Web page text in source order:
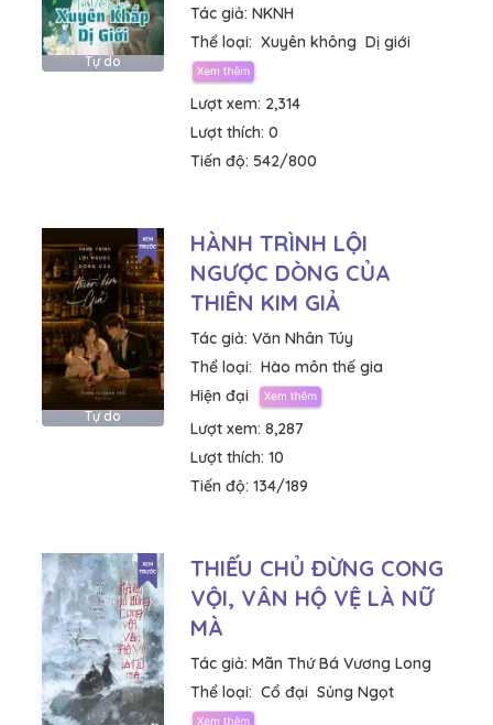
Tự do
Tác giả: NKNH
Thể loại: Xuyên không Dị giới
Lượt xem: 2,314
Lượt thích: 0
Tiến độ: 542/800
Tự do
HÀNH TRÌNH LỘI
NGƯỢC DÒNG CỦA
THIÊN KIM GIẢ
Tác giả: Văn Nhân Túy
Thể loại: Hào môn thế gia
Hiện đại
Lượt xem: 8,287
Lượt thích: 10
Tiến độ: 134/189
THIẾU CHỦ ĐỪNG CONG
VỘI, VÂN HỘ VỆ LÀ NỮ
MÀ
Tác giả: Mãn Thứ Bá Vương Long
Thể loại: Cổ đại Sủng Ngọt